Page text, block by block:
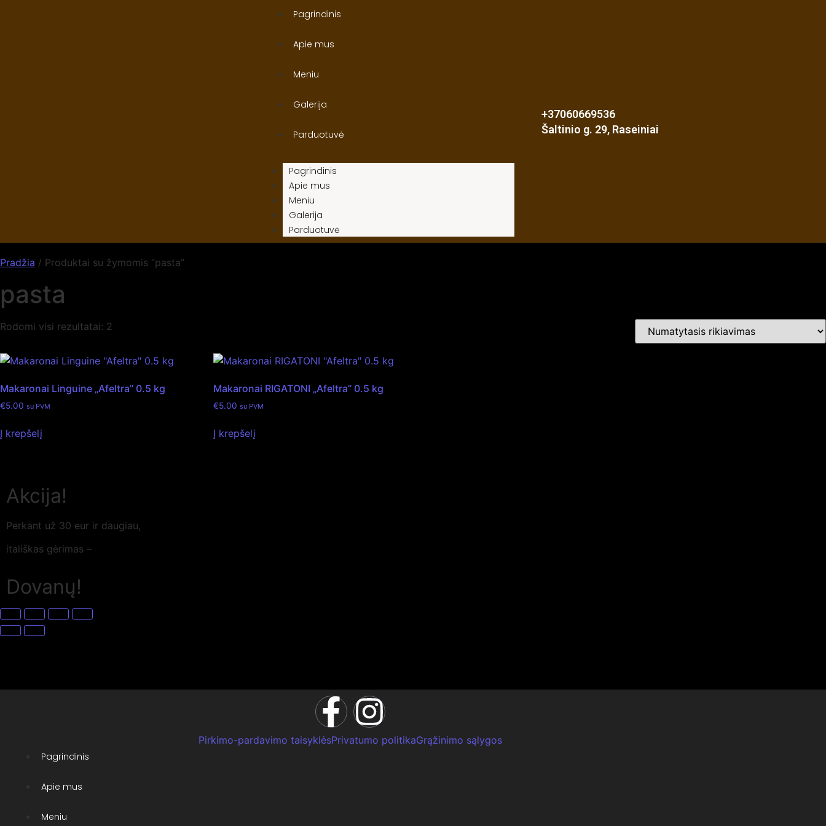
Pagrindinis
Apie mus
Meniu
Galerija
Parduotuvė
Pagrindinis
Apie mus
Meniu
Galerija
Parduotuvė
+37060669536
Šaltinio g. 29, Raseiniai
Pradžia / Produktai su žymomis “pasta”
pasta
Rodomi visi rezultatai: 2
Makaronai Linguine „Afeltra” 0.5 kg
€5.00 su PVM
Į krepšelį
Makaronai RIGATONI „Afeltra” 0.5 kg
€5.00 su PVM
Į krepšelį
Pirkimo-pardavimo taisyklėsPrivatumo politikaGrąžinimo sąlygos
Pagrindinis
Apie mus
Meniu
Akcija!
Perkant už 30 eur ir daugiau,
itališkas gėrimas –
Dovanų!